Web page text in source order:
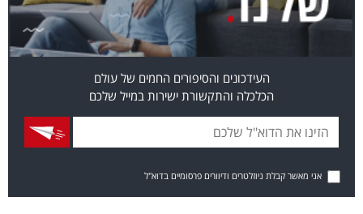
העידכונים והסיפורים החמים של עולם
הכלכלה והתקשורת ישירות במייל שלכם
אני מאשר קבלת ניוזלטרים ודיוורים פרסומיים בדוא"ל